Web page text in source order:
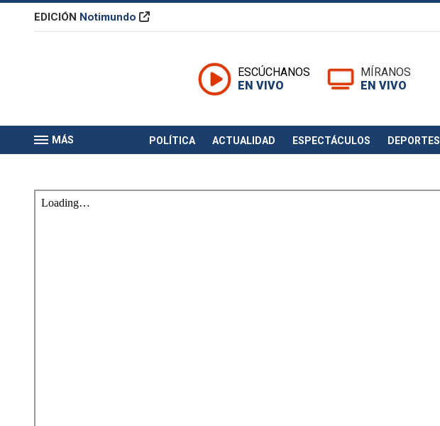
EDICIÓN Notimundo
ESCÚCHANOS
EN VIVO
MÍRANOS
EN VIVO
MÁS POLÍTICA ACTUALIDAD ESPECTÁCULOS DEPORTES